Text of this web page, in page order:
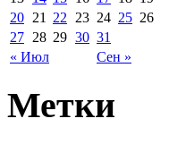
« Июл Сен »
20 21 22 23 24 25 26
27 28 29 30 31
Метки